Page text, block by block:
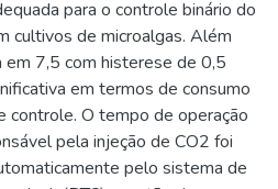
para o controle binário do
cultivos de microalgas. Além
em 7,5 com histerese de 0,5
em termos de consumo
controle. O tempo de operação
pela injeção de CO2 foi
pelo sistema de